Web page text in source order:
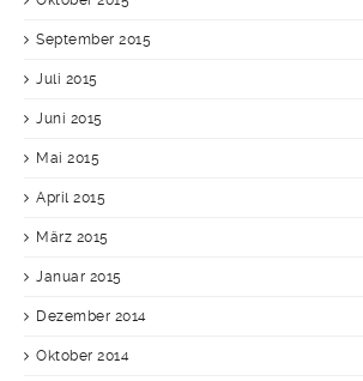
September 2015
Juli 2015
Juni 2015
Mai 2015
April 2015
März 2015
Januar 2015
Dezember 2014
Oktober 2014